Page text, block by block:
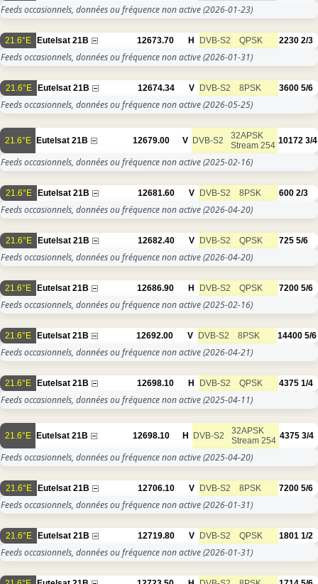
Feeds occasionnels, données ou fréquence non active(2026-01-23)
21.6°E Eutelsat 21B 12673.70 H DVB-S2 QPSK 2230 2/3
Feeds occasionnels, données ou fréquence non active(2026-01-31)
21.6°E Eutelsat 21B 12674.34 V DVB-S2 8PSK 3600 5/6
Feeds occasionnels, données ou fréquence non active(2026-05-25)
21.6°E Eutelsat 21B 12679.00 V DVB-S2
32APSK
Stream 254 10172 3/4
Feeds occasionnels, données ou fréquence non active(2025-02-16)
21.6°E Eutelsat 21B 12681.60 V DVB-S2 8PSK 600 2/3
Feeds occasionnels, données ou fréquence non active(2026-04-20)
21.6°E Eutelsat 21B 12682.40 V DVB-S2 QPSK 725 5/6
Feeds occasionnels, données ou fréquence non active(2026-04-20)
21.6°E Eutelsat 21B 12686.90 H DVB-S2 QPSK 7200 5/6
Feeds occasionnels, données ou fréquence non active(2025-02-16)
21.6°E Eutelsat 21B 12692.00 V DVB-S2 8PSK 14400 5/6
Feeds occasionnels, données ou fréquence non active(2026-04-21)
21.6°E Eutelsat 21B 12698.10 H DVB-S2 QPSK 4375 1/4
Feeds occasionnels, données ou fréquence non active(2025-04-11)
21.6°E Eutelsat 21B 12698.10 H DVB-S2
32APSK
Stream 254 4375 3/4
Feeds occasionnels, données ou fréquence non active(2025-04-20)
21.6°E Eutelsat 21B 12706.10 V DVB-S2 8PSK 7200 5/6
Feeds occasionnels, données ou fréquence non active(2026-01-31)
21.6°E Eutelsat 21B 12719.80 V DVB-S2 QPSK 1801 1/2
Feeds occasionnels, données ou fréquence non active(2026-01-31)